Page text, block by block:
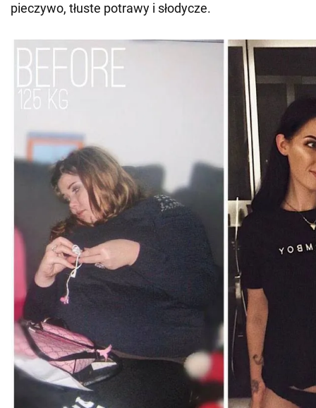
pieczywo, tłuste potrawy i słodycze.